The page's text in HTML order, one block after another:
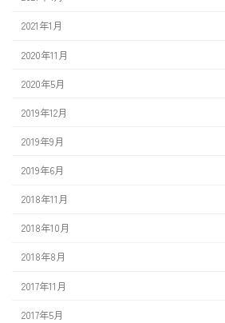
2021年1月
2020年11月
2020年5月
2019年12月
2019年9月
2019年6月
2018年11月
2018年10月
2018年8月
2017年11月
2017年5月